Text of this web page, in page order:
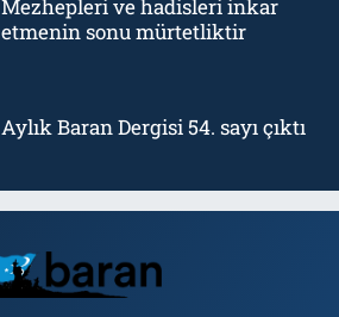
Mezhepleri ve hadisleri inkar
etmenin sonu mürtetliktir
Aylık Baran Dergisi 54. sayı çıktı